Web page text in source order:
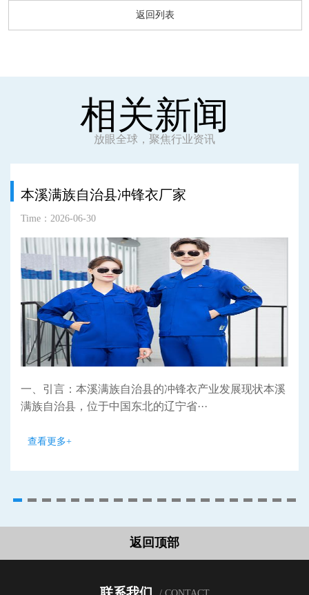
返回列表
相关新闻
放眼全球，聚焦行业资讯
本溪满族自治县冲锋衣厂家
Time：2026-06-30
一、引言：本溪满族自治县的冲锋衣产业发展现状本溪
满族自治县，位于中国东北的辽宁省···
查看更多+
返回顶部